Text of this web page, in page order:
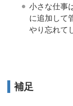
小さな仕事
に追加して
やり忘れて
補足